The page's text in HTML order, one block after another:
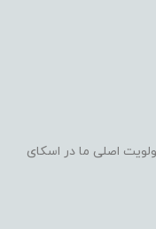
اصلی ما در اسکای